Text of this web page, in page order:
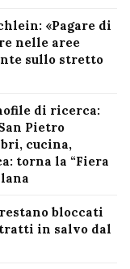
«Pagare di
nelle aree
sullo stretto
di ricerca:
Pietro
cucina,
torna la “Fiera
bloccati
in salvo dal